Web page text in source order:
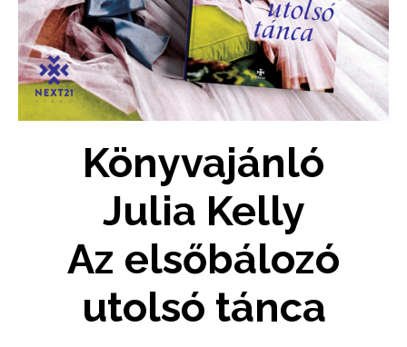
Könyvajánló
Julia Kelly
Az elsőbálozó
utolsó tánca